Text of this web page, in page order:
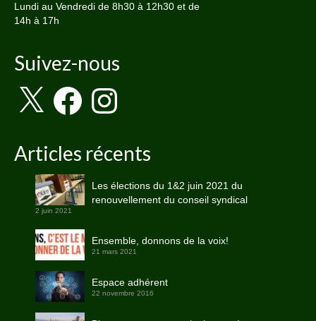
Lundi au Vendredi de 8h30 à 12h30 et de
14h à 17h
Suivez-nous
FacebookInstagram
Articles récents
Les élections du 1&2 juin 2021 du
renouvellement du conseil syndical
2 juin 2021
Ensemble, donnons de la voix!
21 mars 2021
Espace adhérent
22 novembre 2016